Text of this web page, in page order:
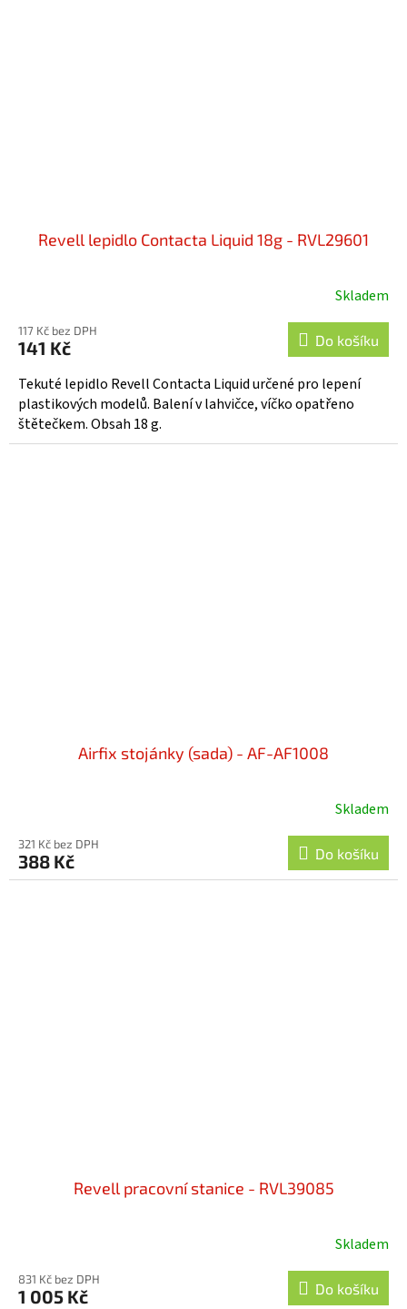
Revell lepidlo Contacta Liquid 18g - RVL29601
Skladem
117 Kč bez DPH
141 Kč Do košíku
Tekuté lepidlo Revell Contacta Liquid určené pro lepení
plastikových modelů. Balení v lahvičce, víčko opatřeno
štětečkem. Obsah 18 g.
Airfix stojánky (sada) - AF-AF1008
Skladem
321 Kč bez DPH
388 Kč Do košíku
Revell pracovní stanice - RVL39085
Skladem
831 Kč bez DPH
1 005 Kč Do košíku